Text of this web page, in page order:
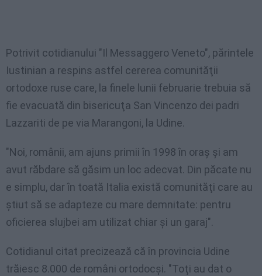
Potrivit cotidianului "Il Messaggero Veneto", părintele
Iustinian a respins astfel cererea comunităţii
ortodoxe ruse care, la finele lunii februarie trebuia să
fie evacuată din bisericuţa San Vincenzo dei padri
Lazzariti de pe via Marangoni, la Udine.
"Noi, românii, am ajuns primii în 1998 în oraş şi am
avut răbdare să găsim un loc adecvat. Din păcate nu
e simplu, dar în toată Italia există comunităţi care au
ştiut să se adapteze cu mare demnitate: pentru
oficierea slujbei am utilizat chiar şi un garaj".
Cotidianul citat precizează că în provincia Udine
trăiesc 8.000 de români ortodocşi. "Toţi au dat o